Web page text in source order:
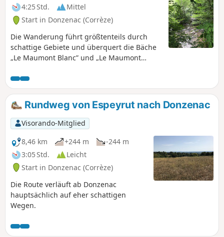
4:25 Std.
Mittel
Start in Donzenac (Corrèze)
Die Wanderung führt größtenteils durch
schattige Gebiete und überquert die Bäche
„Le Maumont Blanc” und „Le Maumont
markiert.
Rundweg von Espeyrut nach Donzenac
Visorando-Mitglied
8,46 km
+244 m
-244 m
3:05 Std.
Leicht
Start in Donzenac (Corrèze)
Die Route verläuft ab Donzenac
hauptsächlich auf eher schattigen
Wegen.